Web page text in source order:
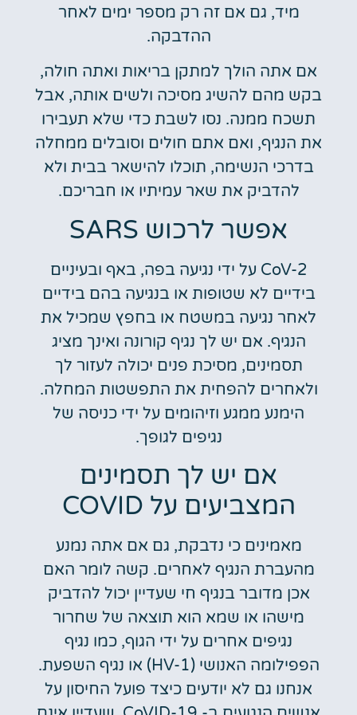
מיד, גם אם זה רק מספר ימים לאחר
ההדבקה.
אם אתה הולך למתקן בריאות ואתה חולה,
בקש מהם להשיג מסיכה ולשים אותה, אבל
תשכח ממנה. נסו לשבת כדי שלא תעבירו
את הנגיף, ואם אתם חולים וסובלים ממחלה
בדרכי הנשימה, תוכלו להישאר בבית ולא
להדביק את שאר עמיתיו או חבריכם.
אפשר לרכוש SARS
CoV-2 על ידי נגיעה בפה, באף ובעיניים
בידיים לא שטופות או בנגיעה בהם בידיים
לאחר נגיעה במשטח או בחפץ שמכיל את
הנגיף. אם יש לך נגיף קורונה ואינך מציג
תסמינים, מסיכת פנים יכולה לעזור לך
ולאחרים להפחית את התפשטות המחלה.
הימנע ממגע וזיהומים על ידי כניסה של
נגיפים לגופך.
אם יש לך תסמינים
המצביעים על COVID
מאמינים כי נדבקת, גם אם אתה נמנע
מהעברת הנגיף לאחרים. קשה לומר האם
אכן מדובר בנגיף חי שעדיין יכול להדביק
מישהו או שמא הוא תוצאה של שחרור
נגיפים אחרים על ידי הגוף, כמו נגיף
הפפילומה האנושי (HV-1) או נגיף השפעת.
אנחנו גם לא יודעים כיצד פועל החיסון על